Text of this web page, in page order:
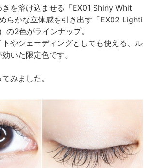
を溶け込ませる「EX01 Shiny Whit
らかな立体感を引き出す「EX02 Lighti
の2色がラインナップ。
やシェーディングとしても使える、ル
いた限定色です。
みました。